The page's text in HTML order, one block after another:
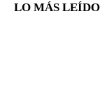
LO MÁS LEÍDO